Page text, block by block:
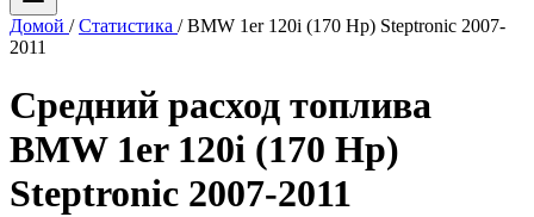
Домой / Статистика / BMW 1er 120i (170 Hp) Steptronic 2007-
2011
Средний расход топлива
BMW 1er 120i (170 Hp)
Steptronic 2007-2011